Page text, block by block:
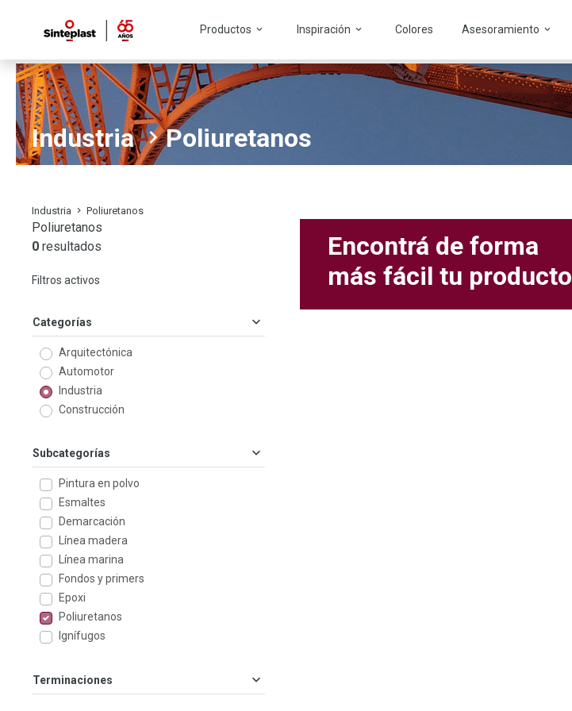
Productos Inspiración Colores Asesoramiento
Industria Poliuretanos
Industria Poliuretanos
Poliuretanos
0 resultados
Filtros activos
Categorías
Arquitectónica
Automotor
Industria
Construcción
Subcategorías
Pintura en polvo
Esmaltes
Demarcación
Línea madera
Línea marina
Fondos y primers
Epoxi
Poliuretanos
Ignífugos
Terminaciones
Encontrá de forma
más fácil tu producto